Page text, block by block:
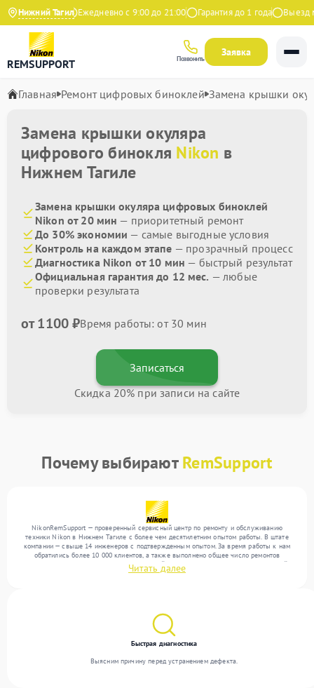
Нижний Тагил
4.9 на Яндекс Ежедневно с 9:00 до 21:00 Гарантия до 1 года Выезд
REMSUPPORT Позвонить
Заявка
Главная Ремонт цифровых биноклей Замена крышки
Замена крышки окуляра
цифрового бинокля Nikon в
Нижнем Тагиле
Замена крышки окуляра цифровых биноклей
Nikon от 20 мин — приоритетный ремонт
До 30% экономии — самые выгодные условия
Контроль на каждом этапе — прозрачный процесс
Диагностика Nikon от 10 мин — быстрый результат
Официальная гарантия до 12 мес. — любые
проверки результата
от 1100 ₽Время работы: от 30 мин
Записаться
Скидка 20% при записи на сайте
Почему выбираютRemSupport
NikonRemSupport — проверенный сервисный центр по ремонту и обслуживанию
техники Nikon в Нижнем Тагиле с более чем десятилетним опытом работы. В штате
компании — свыше 14 инженеров с подтвержденным опытом. За время работы к нам
обратились более 10 000 клиентов, а также выполнено общее число ремонтов
превысило 12 000. Ежемесячно в сервисный центр поступает более 300 обращений,
включая , , . Мы работаем с широким спектром неисправностей и предлагаем
Читать далее
Быстрая диагностика
Выясним причину перед устранением дефекта.